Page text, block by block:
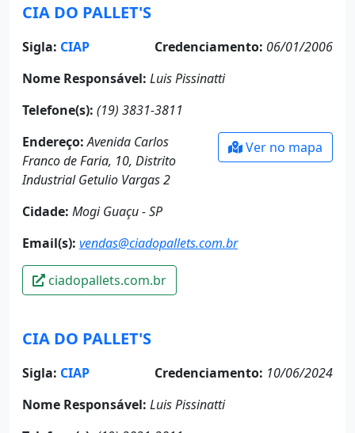
CIA DO PALLET'S
Sigla: CIAP Credenciamento: 06/01/2006
Nome Responsável: Luis Pissinatti
Telefone(s): (19) 3831-3811
Endereço: Avenida Carlos
Franco de Faria, 10, Distrito
Industrial Getulio Vargas 2
Cidade: Mogi Guaçu - SP
Ver no mapa
Email(s): vendas@ciadopallets.com.br
ciadopallets.com.br
CIA DO PALLET'S
Sigla: CIAP Credenciamento: 10/06/2024
Nome Responsável: Luis Pissinatti